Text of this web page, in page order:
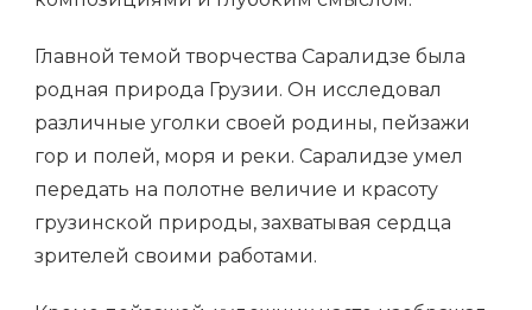
Главной темой творчества Саралидзе была
родная природа Грузии. Он исследовал
различные уголки своей родины, пейзажи
гор и полей, моря и реки. Саралидзе умел
передать на полотне величие и красоту
грузинской природы, захватывая сердца
зрителей своими работами.